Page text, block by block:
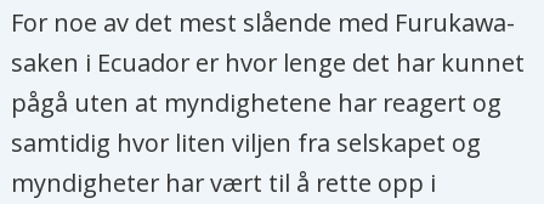
Henrik Wiig, seniorforsker ved
Oslomet
For noe av det mest slående med Furukawa-
saken i Ecuador er hvor lenge det har kunnet
pågå uten at myndighetene har reagert og
samtidig hvor liten viljen fra selskapet og
myndigheter har vært til å rette opp i